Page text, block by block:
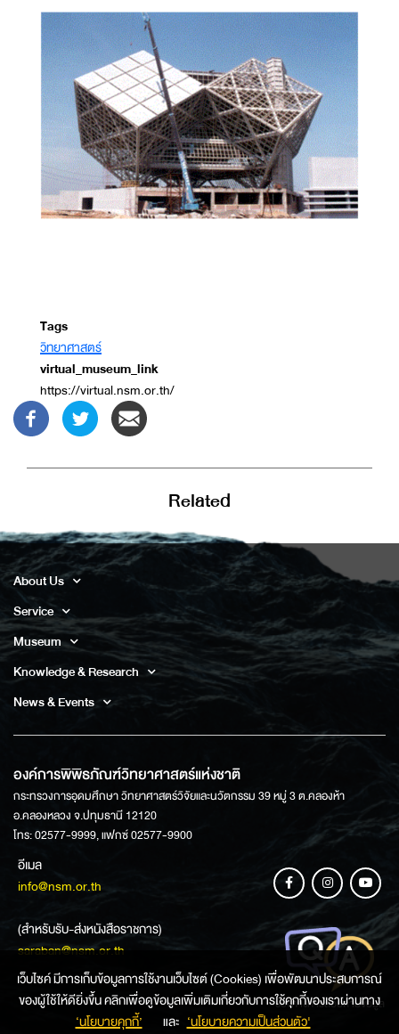
Tags
วิทยาศาสตร์
virtual_museum_link
https://virtual.nsm.or.th/
Related
About Us
Service
Museum
Knowledge & Research
News & Events
องค์การพิพิธภัณฑ์วิทยาศาสตร์แห่งชาติ
กระทรวงการอุดมศึกษา วิทยาศาสตร์วิจัยและนวัตกรรม 39 หมู่ 3 ต.คลองห้า
อ.คลองหลวง จ.ปทุมธานี 12120
โทร: 02577-9999, แฟกซ์ 02577-9900
อีเมล
info@nsm.or.th
(สำหรับรับ-ส่งหนังสือราชการ)
saraban@nsm.or.th
ช่องทางการสอบถามข้อมูล
เว็บไซค์ มีการเก็บข้อมูลการใช้งานเว็บไซต์ (Cookies) เพื่อพัฒนาประสบการณ์
ของผู้ใช้ให้ดียิ่งขึ้น คลิกเพื่อดูข้อมูลเพิ่มเติมเกี่ยวกับการใช้คุกกี้ของเราผ่านทาง
‘นโยบายคุกกี้’
และ ‘นโยบายความเป็นส่วนตัว'